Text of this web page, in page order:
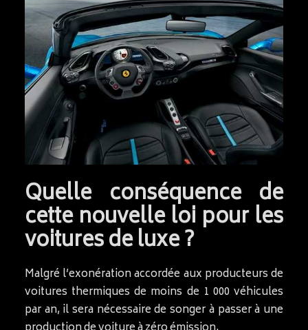
Quelle conséquence de
cette nouvelle loi pour les
voitures de luxe ?
Malgré l’exonération accordée aux producteurs de
voitures thermiques de moins de 1 000 véhicules
par an, il sera nécessaire de songer à passer à une